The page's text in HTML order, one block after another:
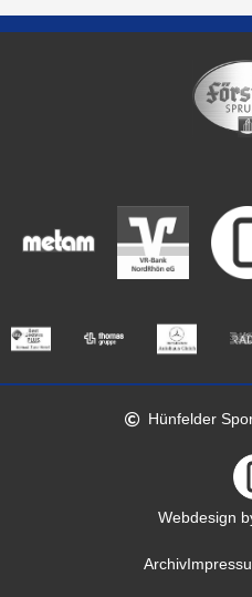
Hünfelder
Webdesign
Archiv